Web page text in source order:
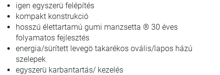
igen egyszerü felépítés
kompakt konstrukció
hosszú élettartamú gumi manzsetta ® 30 éves
folyamatos fejlesztés
energia/sürített levegö takarékos ovális/lapos házú
szelepek
egyszerü karbantartás/ kezelés